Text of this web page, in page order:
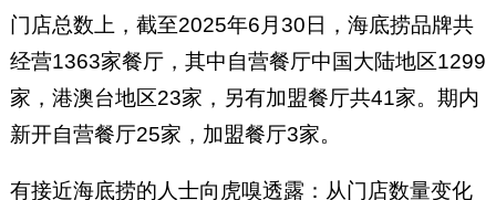
门店总数上，截至2025年6月30日，海底捞品牌共
经营1363家餐厅，其中自营餐厅中国大陆地区1299
家，港澳台地区23家，另有加盟餐厅共41家。期内
新开自营餐厅25家，加盟餐厅3家。
有接近海底捞的人士向虎嗅透露：从门店数量变化